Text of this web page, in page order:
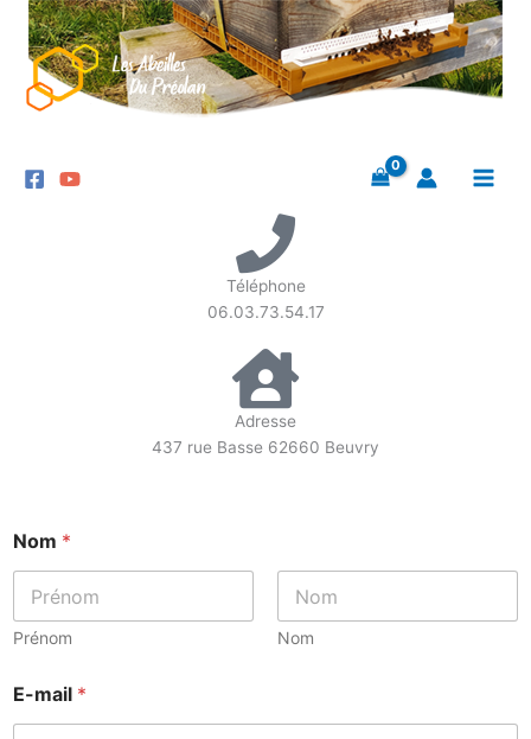
Aller
contenu
Téléphone
06.03.73.54.17
Adresse
437 rue Basse 62660 Beuvry
o
m
e
s
a
g
e
Nom *
Prénom Nom
E-mail *